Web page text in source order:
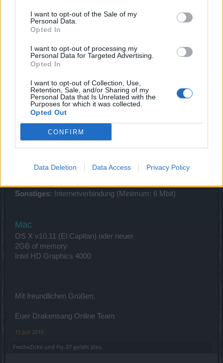
I want to opt-out of the Sale of my
Personal Data.
Opted In
I want to opt-out of processing my
Personal Data for Targeted Advertising.
Opted In
I want to opt-out of Collection, Use,
Retention, Sale, and/or Sharing of my
Personal Data that Is Unrelated with the
Purposes for which it was collected.
Opted Out
CONFIRM
Data Deletion Data Access Privacy Policy
hinzuzufügen und das Spiel zu einem neuen Horizont zu
führen.
CPU: Dual-Core Prozessor (ab 1.6 GHz)
RAM:1.5 GB (Windows XP) oder 2 GB (Windows Vista
oder neuer)
GPU:512 MB VRAM, DirectX 10 und Shader Model 3
(Radeon HD 2000 series, GeForce 8000 series oder Intel
HD Graphics)
Browser:
Internet Explorer oder Firefox mit dazugehörigen
Sonstiges: Internetverbindung (Minimum: 6 Mbit)
Mac
OS X v10.11 (El Capitan) oder neuer
2GB of memory
Intel HD Graphics 4000
Mit freundlichen Grüßen,
Euer Drakensang Online Team
15 Juli 2016
FrecheZicke und Fly-37 gefällt dies.